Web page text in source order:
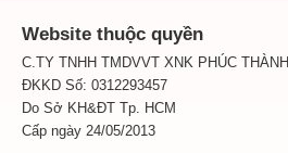
Website thuộc quyền
C.TY TNHH TMDVVT XNK PHÚC THÀNH
ĐKKD Số: 0312293457
Do Sở KH&ĐT Tp. HCM
Cấp ngày 24/05/2013